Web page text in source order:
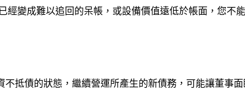
經變成難以追回的呆帳，或設備價值遠低於帳面，您不
抵債的狀態，繼續營運所產生的新債務，可能讓董事面